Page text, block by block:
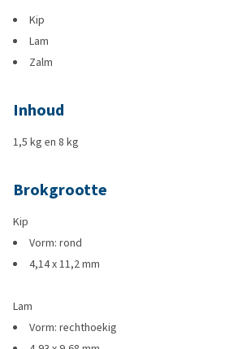
Kip
Lam
Zalm
Inhoud
1,5 kg en 8 kg
Brokgrootte
Kip
Vorm: rond
4,14 x 11,2 mm
Lam
Vorm: rechthoekig